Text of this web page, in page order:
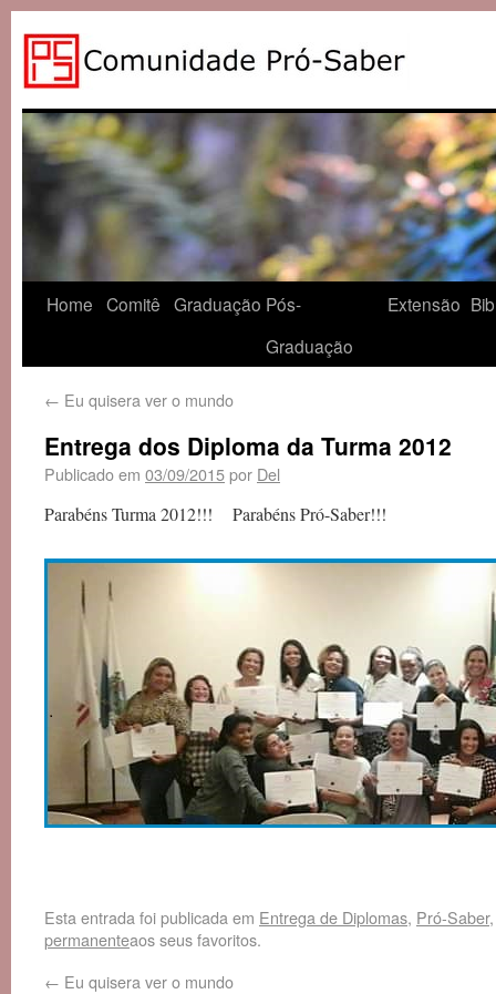
Home Comitê Graduação Pós-
Graduação
Extensão
← Eu quisera ver o mundo
Entrega dos Diploma da Turma 2012
Publicado em 03/09/2015por Del
Parabéns Turma 2012!!! Parabéns Pró-Saber!!!
Esta entrada foi publicada em Entrega de Diplomas, Pró-Saber
permanenteaos seus favoritos.
← Eu quisera ver o mundo